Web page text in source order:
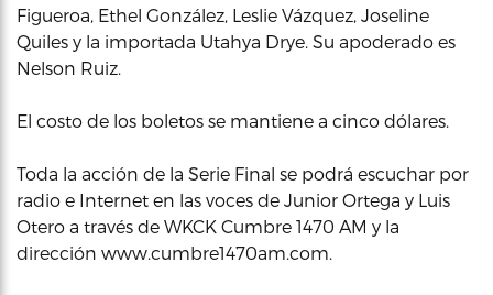
Figueroa, Ethel González, Leslie Vázquez, Joseline
Quiles y la importada Utahya Drye. Su apoderado es
Nelson Ruiz.
El costo de los boletos se mantiene a cinco dólares.
Toda la acción de la Serie Final se podrá escuchar por
radio e Internet en las voces de Junior Ortega y Luis
Otero a través de WKCK Cumbre 1470 AM y la
dirección www.cumbre1470am.com.